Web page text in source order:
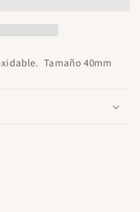
Tamaño 40mm